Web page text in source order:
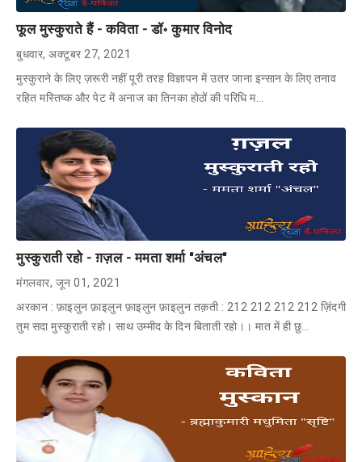
फूल मुस्कुराते हैं - कविता - डॉ॰ कुमार विनोद
बुधवार, अक्टूबर 27, 2021
मुस्कुराने के लिए ज़रूरी नहीं पूरी तरह विज्ञापन में उतर जाना इन्सान के लिए तनाव
रहित मस्तिष्क और पेट में अनाज का तिनका होठों की परिधि म…
मुस्कुराती रहो - ग़ज़ल - ममता शर्मा "अंचल"
मंगलवार, जून 01, 2021
अरकान : फ़ाइलुन फ़ाइलुन फ़ाइलुन फ़ाइलुन तक़ती : 212 212 212 212 ज़िंदगी
तुम सदा मुस्कुराती रहो। साथ उम्मीद के दिन बिताती रहो।। मात में ही छु…